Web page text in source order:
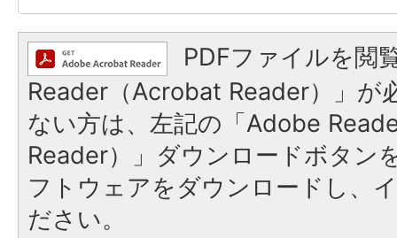
PDFファイルを閲
Reader（Acrobat Reader）」が
ない方は、左記の「Adobe
Reader）」ダウンロードボタン
フトウェアをダウンロードし、
ださい。